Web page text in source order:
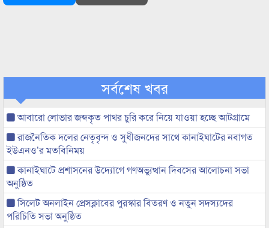
সর্বশেষ খবর
আবারো লোভার জব্দকৃত পাথর চুরি করে নিয়ে যাওয়া হচ্ছে আটগ্রামে
রাজনৈতিক দলের নেতৃবৃন্দ ও সুধীজনদের সাথে কানাইঘাটের নবাগত
ইউএনও’র মতবিনিময়
কানাইঘাটে প্রশাসনের উদ্যোগে গণঅভ্যুত্থান দিবসের আলোচনা সভা
অনুষ্ঠিত
সিলেট অনলাইন প্রেসক্লাবের পুরস্কার বিতরণ ও নতুন সদস্যদের
পরিচিতি সভা অনুষ্ঠিত